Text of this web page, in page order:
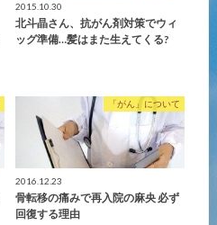
2015.10.30
北斗晶さん、抗がん剤対策でウィ
ッグ準備…髪はまた生えてくる?
「がん」について
2016.12.23
骨転移の痛みで再入院の麻央 必ず
回復する理由